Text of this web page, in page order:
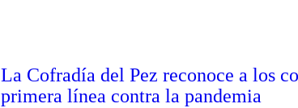
La Cofradía del Pez reconoce a los
primera línea contra la pandemia